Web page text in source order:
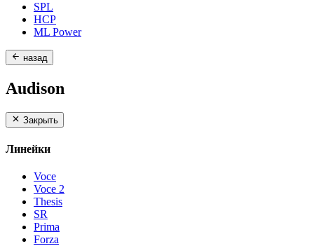
SPL
HCP
ML Power
назад
Audison
Закрыть
Линейки
Voce
Voce 2
Thesis
SR
Prima
Forza